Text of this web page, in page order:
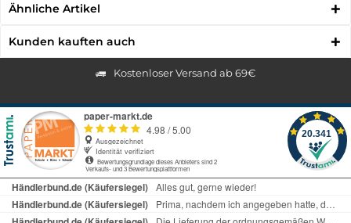
Ähnliche Artikel
Kunden kauften auch
Kostenloser Versand ab 69€